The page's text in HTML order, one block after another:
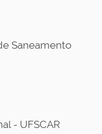
Saneamento
- UFSCAR